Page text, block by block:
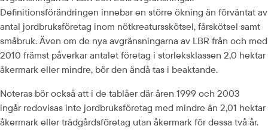
Definitionsförändringen innebar en större ökning än förväntat av
antal jordbruksföretag inom nötkreatursskötsel, fårskötsel samt
småbruk. Även om de nya avgränsningarna av LBR från och med
2010 främst påverkar antalet företag i storleksklassen 2,0 hektar
åkermark eller mindre, bör den ändå tas i beaktande.
Noteras bör också att i de tablåer där åren 1999 och 2003
ingår redovisas inte jordbruksföretag med mindre än 2,01 hektar
åkermark eller trädgårdsföretag utan åkermark för dessa två år.